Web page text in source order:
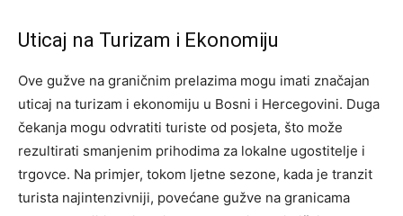
Uticaj na Turizam i Ekonomiju
Ove gužve na graničnim prelazima mogu imati značajan
uticaj na turizam i ekonomiju u Bosni i Hercegovini. Duga
čekanja mogu odvratiti turiste od posjeta, što može
rezultirati smanjenim prihodima za lokalne ugostitelje i
trgovce. Na primjer, tokom ljetne sezone, kada je tranzit
turista najintenzivniji, povećane gužve na granicama